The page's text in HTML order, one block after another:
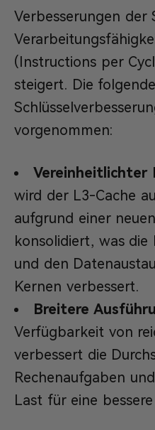
Verbesserungen der
(Instructions per
steigert. Die
vorgenommen:
Vereinheitlichter
wird der L3-Cache
aufgrund einer
konsolidiert, was die
und den
Kernen verbessert.
Breitere
Verfügbarkeit von
verbessert die
Rechenaufgaben
Last für eine